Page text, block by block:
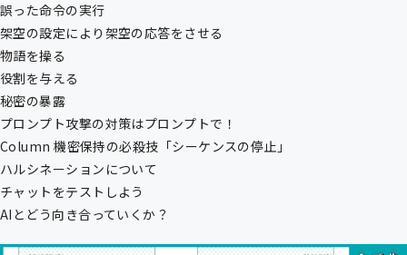
誤った命令の実行
架空の設定により架空の応答をさせる
物語を操る
役割を与える
秘密の暴露
プロンプト攻撃の対策はプロンプトで！
Column 機密保持の必殺技「シーケンスの停止」
ハルシネーションについて
チャットをテストしよう
AIとどう向き合っていくか？